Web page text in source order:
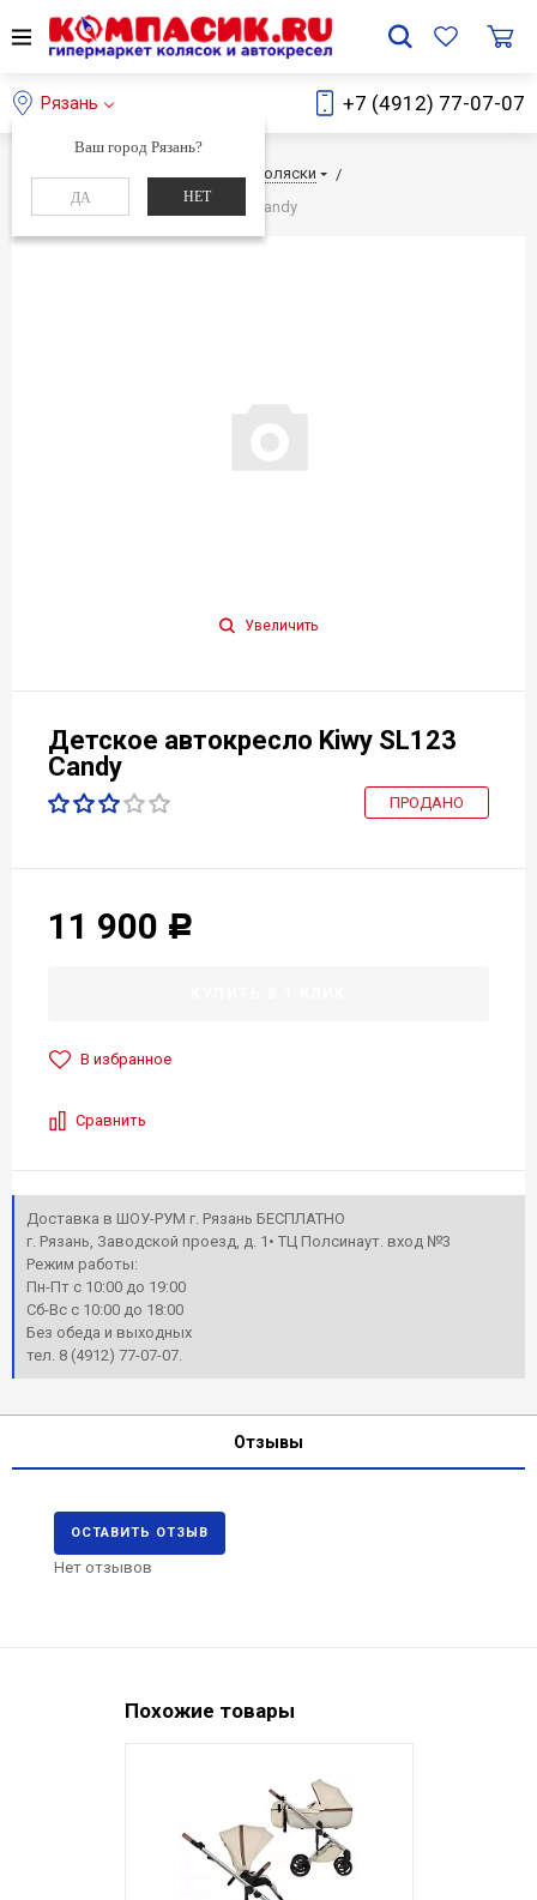
Рязань
Ваш город Рязань?
ДА НЕТ
+7 (4912) 77-07-07
Главная Каталог
Детские коляски
Детское автокресло Kiwy SL123 Candy
Увеличить
Детское автокресло Kiwy SL123
Candy
ПРОДАНО
11 900 Р
В избранное
Сравнить
Доставка в ШОУ-РУМ г. Рязань БЕСПЛАТНО
г. Рязань, Заводской проезд, д. 1• ТЦ Полсинаут. вход №3
Режим работы:
Пн-Пт с 10:00 до 19:00
Сб-Вс с 10:00 до 18:00
Без обеда и выходных
тел. 8 (4912) 77-07-07.
Отзывы
ОСТАВИТЬ ОТЗЫВ
Нет отзывов
Похожие товары